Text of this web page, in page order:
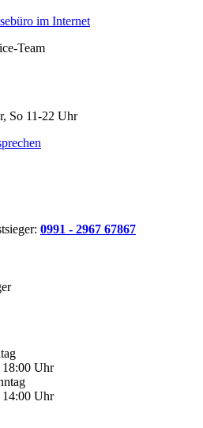
Team
So 11-22 Uhr
: 0991 - 2967 67867
18:00 Uhr
14:00 Uhr